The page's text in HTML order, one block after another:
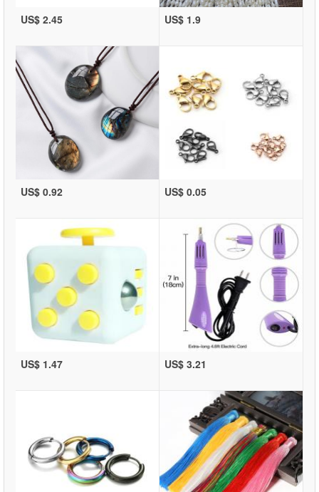
US$ 2.45 US$ 1.9
US$ 0.92 US$ 0.05
US$ 1.47 US$ 3.21